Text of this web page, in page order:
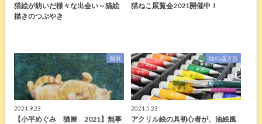
猫絵が紡いだ様々な出会い～猫絵
描きのつぶやき
猫ねこ展覧会2021開催中！
個展
2021.9.23
【小平めぐみ 猫展 2021】無事
絵の描き方
2021.5.23
アクリル絵の具初心者が、油絵風